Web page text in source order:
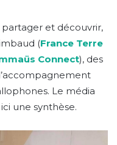
partager et découvrir,
(France Terre
Connect), des
Le média
une synthèse.